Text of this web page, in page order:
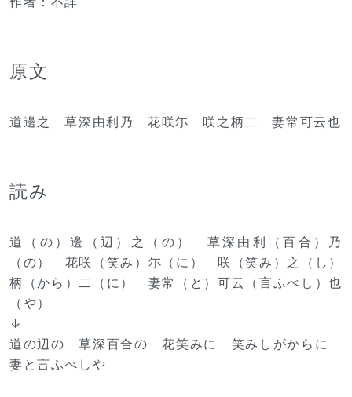
原文
道邊之 草深由利乃 花咲尓 咲之柄二 妻常可云也
読み
道（の）邊（辺）之（の） 草深由利（百合）乃
（の） 花咲（笑み）尓（に） 咲（笑み）之（し）
柄（から）二（に） 妻常（と）可云（言ふべし）也
（や）
↓
道の辺の 草深百合の 花笑みに 笑みしがからに
妻と言ふべしや